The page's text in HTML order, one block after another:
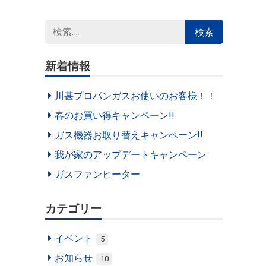
検
新着情報
川甚プロパンガスお使いのお客様！！
春のお買い得キャンペーン!!
ガス機器お取り替えキャンペーン!!
我が家のアップデートキャンペーン
ガスファンヒーター
カテゴリー
イベント 5
お知らせ 10